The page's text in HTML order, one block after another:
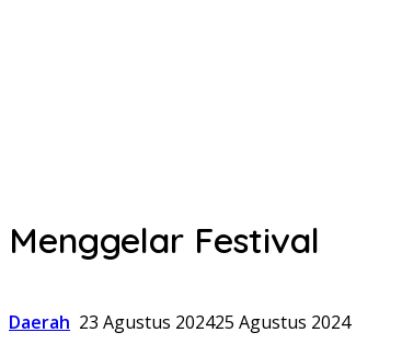
Menggelar Festival
Daerah 23 Agustus 202425 Agustus 2024